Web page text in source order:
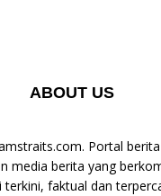
ABOUT US
Portal
media berita yang
faktual dan